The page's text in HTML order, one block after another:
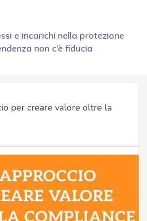
e incarichi nella protezione
non c’è fiducia
per creare valore oltre la